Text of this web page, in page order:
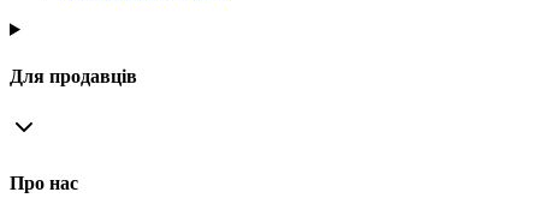
Для продавців
Про нас